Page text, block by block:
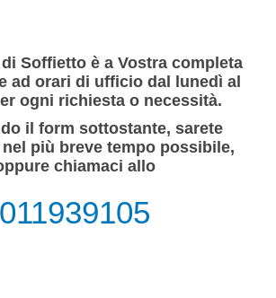
Soffietto è a Vostra completa
ad orari di ufficio dal lunedì al
ogni richiesta o necessità.
il form sottostante, sarete
più breve tempo possibile,
chiamaci allo
011939105